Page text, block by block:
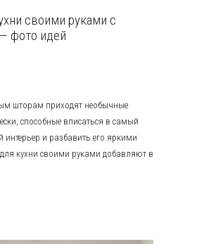
своими руками с
фото идей
шторам приходят необычные
способные вписаться в самый
интерьер и разбавить его яркими
кухни своими руками добавляют в